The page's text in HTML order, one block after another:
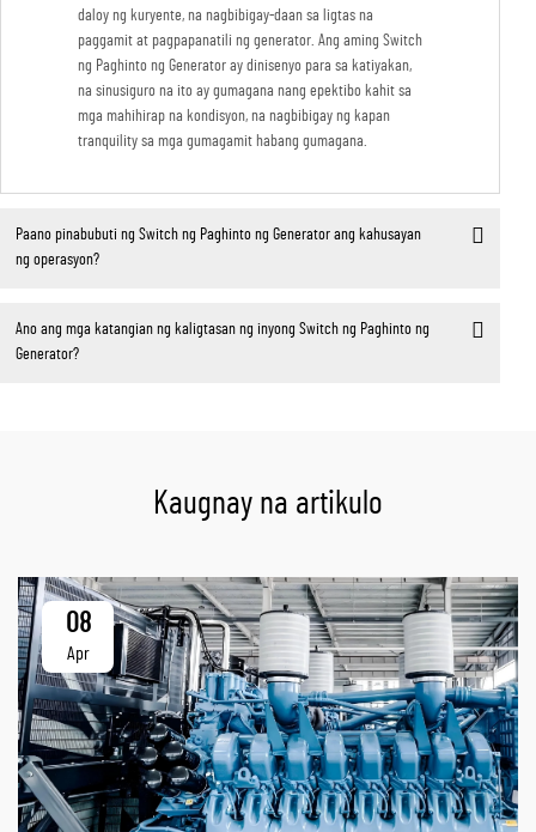
daloy ng kuryente, na nagbibigay-daan sa ligtas na
paggamit at pagpapanatili ng generator. Ang aming Switch
ng Paghinto ng Generator ay dinisenyo para sa katiyakan,
na sinusiguro na ito ay gumagana nang epektibo kahit sa
mga mahihirap na kondisyon, na nagbibigay ng kapan
tranquility sa mga gumagamit habang gumagana.
Paano pinabubuti ng Switch ng Paghinto ng Generator ang kahusayan
ng operasyon?
Ano ang mga katangian ng kaligtasan ng inyong Switch ng Paghinto ng
Generator?
Kaugnay na artikulo
08
Apr